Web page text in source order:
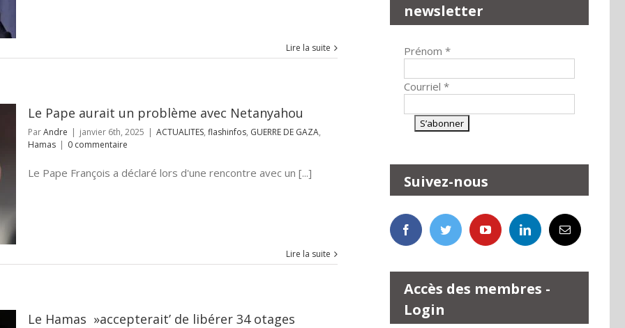
Lire la suite
Le Pape aurait un problème avec Netanyahou
ParAndre | janvier 6th, 2025 | ACTUALITES, flashinfos, GUERRE DE GAZA,
Hamas | 0 commentaire
Le Pape François a déclaré lors d'une rencontre avec un [...]
Lire la suite
Le Hamas »accepterait’ de libérer 34 otages
newsletter
Prénom *
Courriel *
Suivez-nous
Accès des membres -
Login